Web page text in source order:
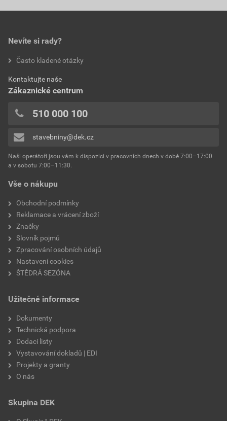
barva
materiál
celková šířka
celková délka
hmotnost
výška 77–108 mm
0,0
hodnotilo 0 uživatelů
Přidávat hodnocení může pouze přihlášený uživatel.
Vše o nákupu
Obchodní podmínky
Reklamace a vrácení zboží
Značky
Slovník pojmů
Zpracování osobních údajů
Nastavení cookies
ŠTĚDRÁ SEZÓNA
Užitečné informace
Dokumenty
Technická podpora
Dodací listy
Vystavování dokladů | EDI
Projekty a granty
O nás
Skupina DEK
Nevíte si rady?
Často kladené otázky
Kontaktujte naše
Zákaznické centrum
510 000 100
stavebniny@dek.cz
Naši operátoři jsou vám k dispozici v pracovních dnech v době 7:00–17:00
a v sobotu 7:00–11:30.